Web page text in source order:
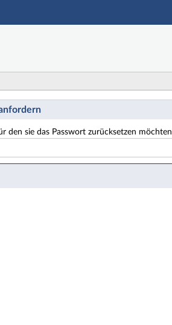
Hauptnavigation
den sie das Passwort zurücksetzen möchten